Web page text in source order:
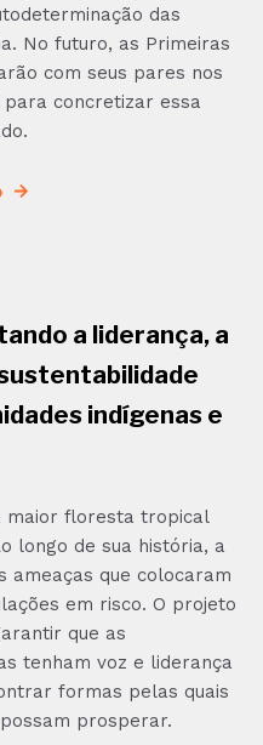
das
No futuro, as Primeiras
com seus pares nos
concretizar essa
a liderança, a
indígenas e
maior floresta tropical
longo de sua história, a
ameaças que colocaram
em risco. O projeto
que as
tenham voz e liderança
formas pelas quais
prosperar.